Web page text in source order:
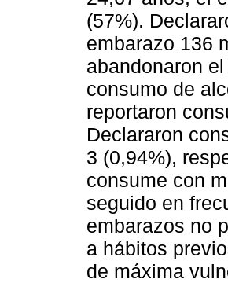
(57%).
embarazo 136
abandonaron
consumo de
reportaron
Declararon
3 (0,94%),
consume con
seguido en
embarazos no
a hábitos
de máxima